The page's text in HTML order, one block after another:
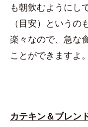
も朝飲むようにし
（目安）という
楽々なので、急な
ことができますよ。
カテキン＆ブレン